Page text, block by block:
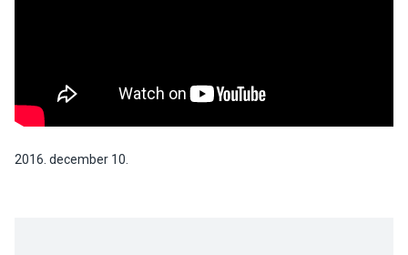
2016. december 10.